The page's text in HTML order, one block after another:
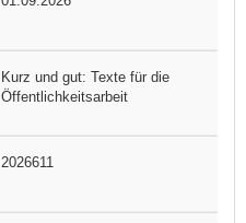
Kurz und gut: Texte für die
Öffentlichkeitsarbeit
2026611